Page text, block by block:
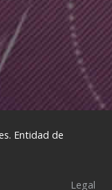
Entidad de
Legal